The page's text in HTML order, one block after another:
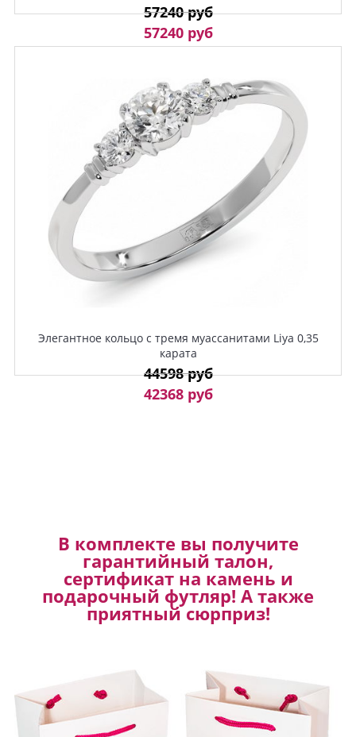
57240 руб
57240 руб
Элегантное кольцо с тремя муассанитами Liya 0,35
карата
44598 руб
42368 руб
В комплекте вы получите
гарантийный талон,
сертификат на камень и
подарочный футляр! А также
приятный сюрприз!